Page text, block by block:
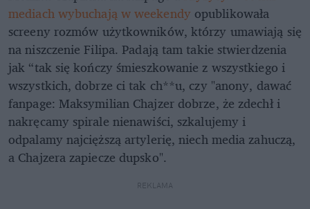
mediach wybuchają w weekendy opublikowała
screeny rozmów użytkowników, którzy umawiają się
na niszczenie Filipa. Padają tam takie stwierdzenia
jak “tak się kończy śmieszkowanie z wszystkiego i
wszystkich, dobrze ci tak ch**u, czy "anony, dawać
fanpage: Maksymilian Chajzer dobrze, że zdechł i
nakręcamy spirale nienawiści, szkalujemy i
odpalamy najcięższą artylerię, niech media zahuczą,
a Chajzera zapiecze dupsko".
REKLAMA